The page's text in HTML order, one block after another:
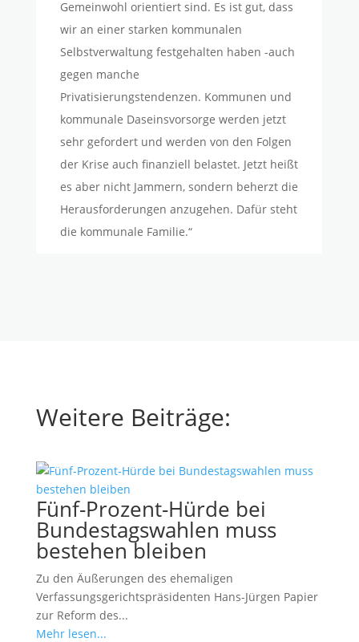
Gemeinwohl orientiert sind. Es ist gut, dass
wir an einer starken kommunalen
Selbstverwaltung festgehalten haben -auch
gegen manche
Privatisierungstendenzen. Kommunen und
kommunale Daseinsvorsorge werden jetzt
sehr gefordert und werden von den Folgen
der Krise auch finanziell belastet. Jetzt heißt
es aber nicht Jammern, sondern beherzt die
Herausforderungen anzugehen. Dafür steht
die kommunale Familie.“
Weitere Beiträge:
Fünf-Prozent-Hürde bei
Bundestagswahlen muss
bestehen bleiben
Zu den Äußerungen des ehemaligen
Verfassungsgerichtspräsidenten Hans-Jürgen Papier
zur Reform des...
Mehr lesen...